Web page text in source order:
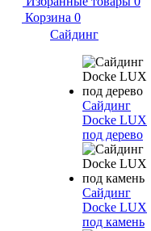
Корзина 0
Сайдинг
Сайдинг
Docke LUX
под дерево
Сайдинг
Docke LUX
под камень